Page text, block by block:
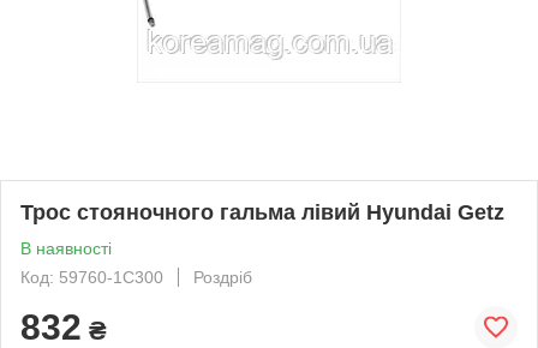
Трос стояночного гальма лівий Hyundai Getz
В наявності
Код: 59760-1C300
Роздріб
832 ₴